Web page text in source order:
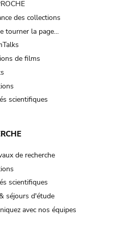
des collections
tourner la page…
de films
scientifiques
de recherche
scientifiques
séjours d'étude
avec nos équipes